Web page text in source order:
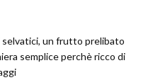
selvatici, un frutto prelibato
semplice perchè ricco di